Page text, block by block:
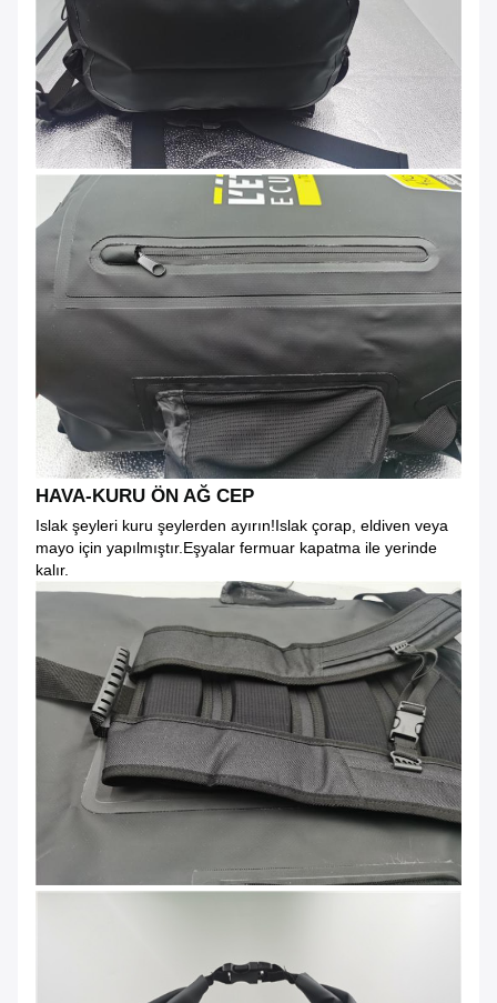
HAVA-KURU ÖN AĞ CEP
Islak şeyleri kuru şeylerden ayırın!Islak çorap, eldiven veya
mayo için yapılmıştır.Eşyalar fermuar kapatma ile yerinde
kalır.